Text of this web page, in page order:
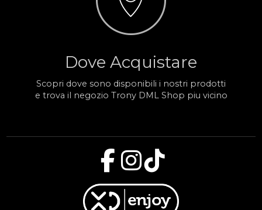
Dove Acquistare
Scopri dove sono disponibili i nostri prodotti
e trova il negozio Trony DML Shop piu vicino